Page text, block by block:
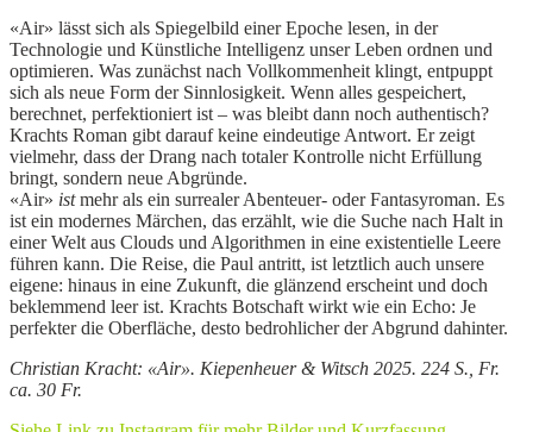
«Air» lässt sich als Spiegelbild einer Epoche lesen, in der
Technologie und Künstliche Intelligenz unser Leben ordnen und
optimieren. Was zunächst nach Vollkommenheit klingt, entpuppt
sich als neue Form der Sinnlosigkeit. Wenn alles gespeichert,
berechnet, perfektioniert ist – was bleibt dann noch authentisch?
Krachts Roman gibt darauf keine eindeutige Antwort. Er zeigt
vielmehr, dass der Drang nach totaler Kontrolle nicht Erfüllung
bringt, sondern neue Abgründe.
«Air» istmehr als ein surrealer Abenteuer- oder Fantasyroman. Es
ist ein modernes Märchen, das erzählt, wie die Suche nach Halt in
einer Welt aus Clouds und Algorithmen in eine existentielle Leere
führen kann. Die Reise, die Paul antritt, ist letztlich auch unsere
eigene: hinaus in eine Zukunft, die glänzend erscheint und doch
beklemmend leer ist. Krachts Botschaft wirkt wie ein Echo: Je
perfekter die Oberfläche, desto bedrohlicher der Abgrund dahinter.
Christian Kracht: «Air». Kiepenheuer & Witsch 2025. 224 S., Fr.
ca. 30 Fr.